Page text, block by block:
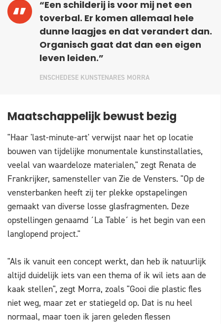
“Een schilderij is voor mij net een
toverbal. Er komen allemaal hele
dunne laagjes en dat verandert dan.
Organisch gaat dat dan een eigen
leven leiden.”
ENSCHEDESE KUNSTENARES MORRA
Maatschappelijk bewust bezig
"Haar 'last-minute-art' verwijst naar het op locatie
bouwen van tijdelijke monumentale kunstinstallaties,
veelal van waardeloze materialen," zegt Renata de
Frankrijker, samensteller van Zie de Vensters. "Op de
vensterbanken heeft zij ter plekke opstapelingen
gemaakt van diverse losse glasfragmenten. Deze
opstellingen genaamd ´La Table´ is het begin van een
langlopend project."
"Als ik vanuit een concept werkt, dan heb ik natuurlijk
altijd duidelijk iets van een thema of ik wil iets aan de
kaak stellen", zegt Morra, zoals "Gooi die plastic fles
niet weg, maar zet er statiegeld op. Dat is nu heel
normaal, maar toen ik jaren geleden flessen